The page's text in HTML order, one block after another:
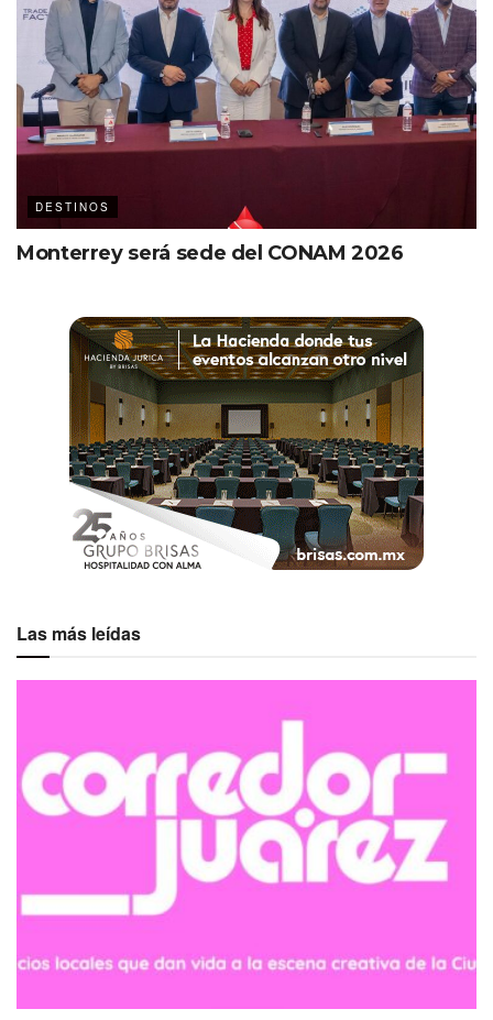
DESTINOS
Monterrey será sede del CONAM 2026
Las más leídas